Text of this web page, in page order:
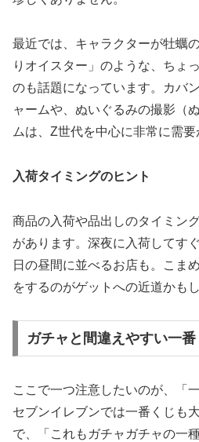
最近では、キャラクターが牡蠣
りオイスター」のような、ちょ
のも話題になっています。カバ
ャームや、ぬいぐるみの撮影（
ムは、Z世代を中心に非常に需要
入荷タイミングのヒント
商品の入荷や品出しのタイミン
があります。深夜に入荷してす
日の昼間に並べるお店も。こま
をするのがゲットへの近道かも
ガチャと間違えやすい一
ここで一つ注意したいのが、「
セブンイレブンでは一番くじも
で、「これもガチャガチャの一